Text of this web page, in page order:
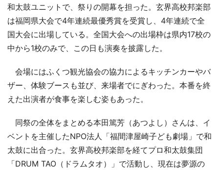
和太鼓ユニットで、祭りの開幕を担った。玄界高校邦楽部
は福岡県大会で4年連続最優秀賞を受賞し、4年連続で全
国大会に出場している。全国大会への出場枠は県内17校の
中から1校のみで、この日も演奏を披露した。
会場にはふくつ観光協会の協力によるキッチンカーやバ
ザー、体験ブースも並び、来場者でにぎわった。本番を終
えた出演者が食事を楽しむ姿もあった。
同祭の全体をまとめる本田篤芳（あつよし）さんは、イ
ベントを主催したNPO法人「福間津屋崎子ども劇場」で和
太鼓に出合った。玄界高校邦楽部を経てプロ和太鼓集団
「DRUM TAO（ドラムタオ）」で活動し、現在は夢源の